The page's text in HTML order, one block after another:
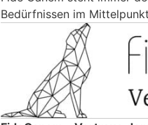
Bedürfnissen im